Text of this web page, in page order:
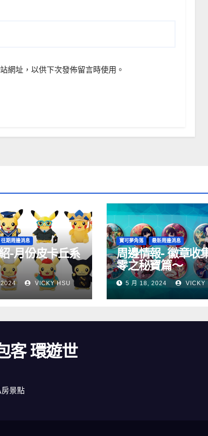
網址，以供下次發佈留言時使用。
往期周邊消息
-月份皮卡丘系
VICKY HSU
寶可夢角落 最新周邊消息
周邊情報- 徽章收
零之秘寶篇～
5 月 18, 2024 VICKY
客 環遊世
房景點